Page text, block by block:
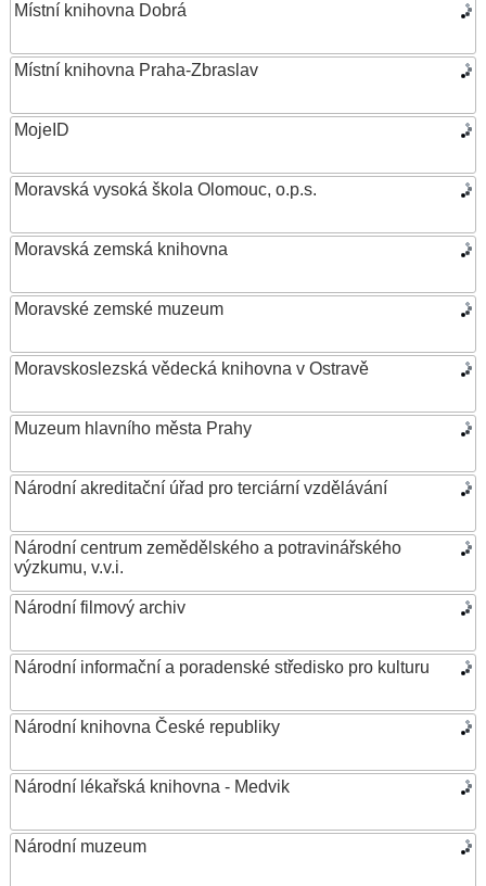
Místní knihovna Dobrá
Místní knihovna Praha-Zbraslav
MojeID
Moravská vysoká škola Olomouc, o.p.s.
Moravská zemská knihovna
Moravské zemské muzeum
Moravskoslezská vědecká knihovna v Ostravě
Muzeum hlavního města Prahy
Národní akreditační úřad pro terciární vzdělávání
Národní centrum zemědělského a potravinářského
výzkumu, v.v.i.
Národní filmový archiv
Národní informační a poradenské středisko pro kulturu
Národní knihovna České republiky
Národní lékařská knihovna - Medvik
Národní muzeum